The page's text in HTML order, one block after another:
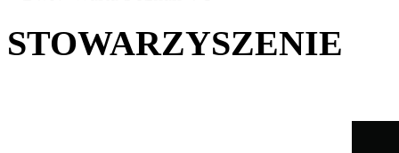
STOWARZYSZENIE